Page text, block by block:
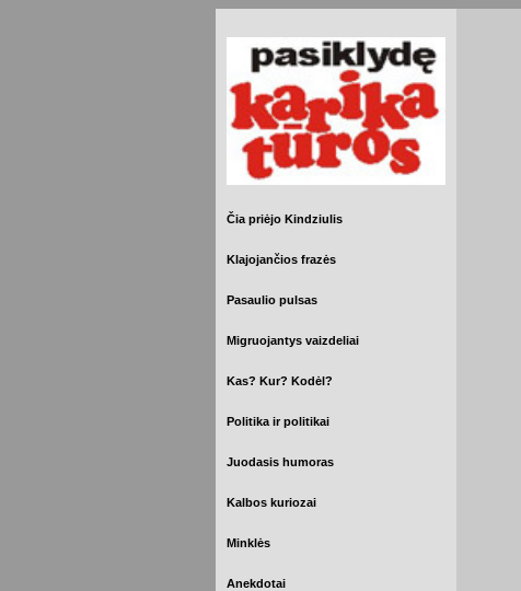
Čia priėjo Kindziulis
Klajojančios frazės
Pasaulio pulsas
Migruojantys vaizdeliai
Kas? Kur? Kodėl?
Politika ir politikai
Juodasis humoras
Kalbos kuriozai
Minklės
Anekdotai